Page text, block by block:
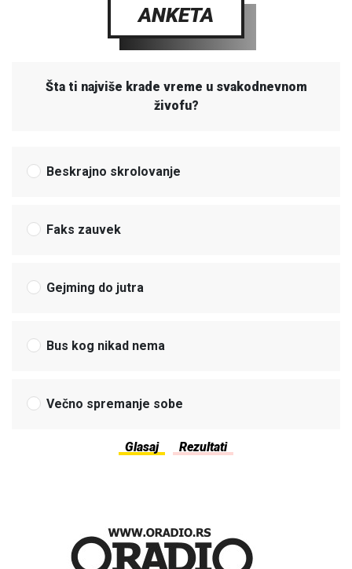
ANKETA
Šta ti najviše krade vreme u svakodnevnom
živofu?
Beskrajno skrolovanje
Faks zauvek
Gejming do jutra
Bus kog nikad nema
Večno spremanje sobe